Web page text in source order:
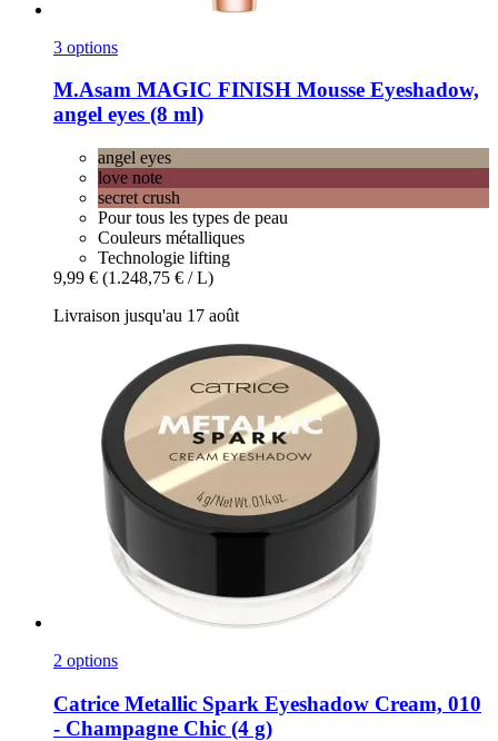
3 options
M.Asam MAGIC FINISH Mousse Eyeshadow,
angel eyes (8 ml)
angel eyes
love note
secret crush
Pour tous les types de peau
Couleurs métalliques
Technologie lifting
9,99 € (1.248,75 € / L)
Livraison jusqu'au 17 août
2 options
Catrice Metallic Spark Eyeshadow Cream, 010
-​ Champagne Chic (4 g)